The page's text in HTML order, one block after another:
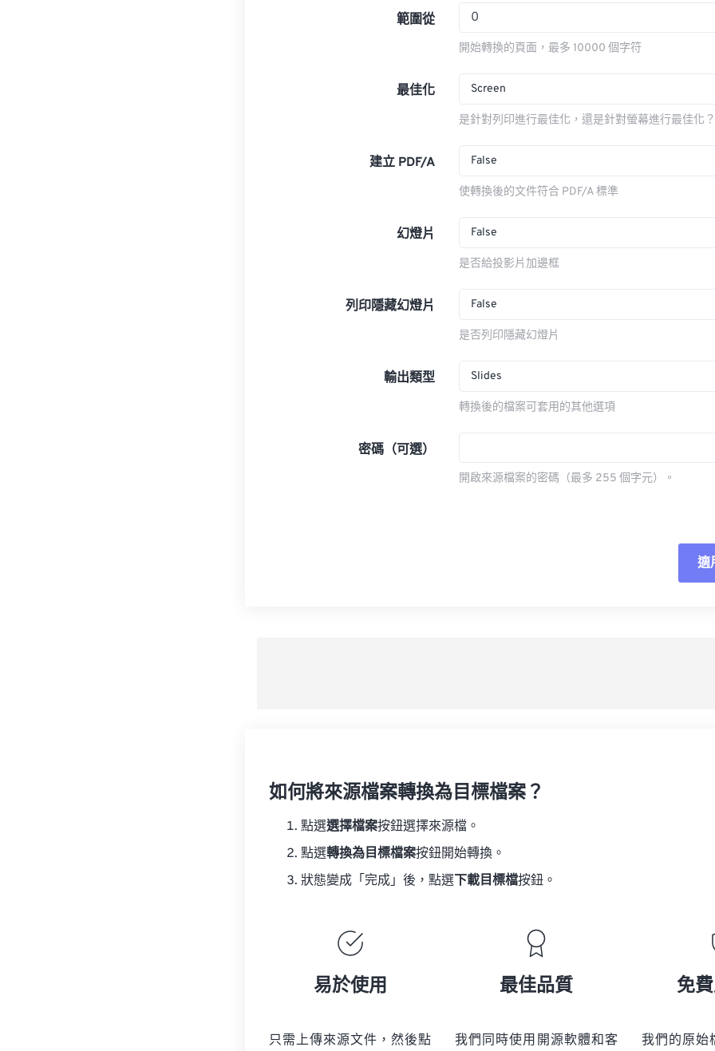
範圍從
開始轉換的頁面，最多 10000 個字符
最佳化 Screen
是針對列印進行最佳化，還是針對螢幕進行最佳化
建立 PDF/A False
使轉換後的文件符合 PDF/A 標準
幻燈片 False
是否給投影片加邊框
列印隱藏幻燈片 False
是否列印隱藏幻燈片
輸出類型 Slides
轉換後的檔案可套用的其他選項
密碼（可選）
開啟來源檔案的密碼（最多 255 個字元）。
適
如何將來源檔案轉換為目標檔案？
點選選擇檔案按鈕選擇來源檔。
點選轉換為目標檔案按鈕開始轉換。
狀態變成「完成」後，點選 下載目標檔按鈕。
易於使用
只需上傳來源文件，然後點
最佳品質
我們同時使用開源軟體和客
免
我們的原始